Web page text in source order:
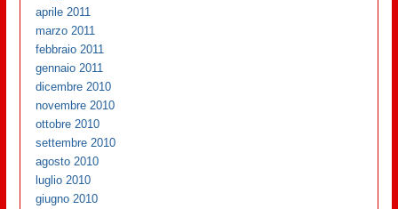
aprile 2011
marzo 2011
febbraio 2011
gennaio 2011
dicembre 2010
novembre 2010
ottobre 2010
settembre 2010
agosto 2010
luglio 2010
giugno 2010